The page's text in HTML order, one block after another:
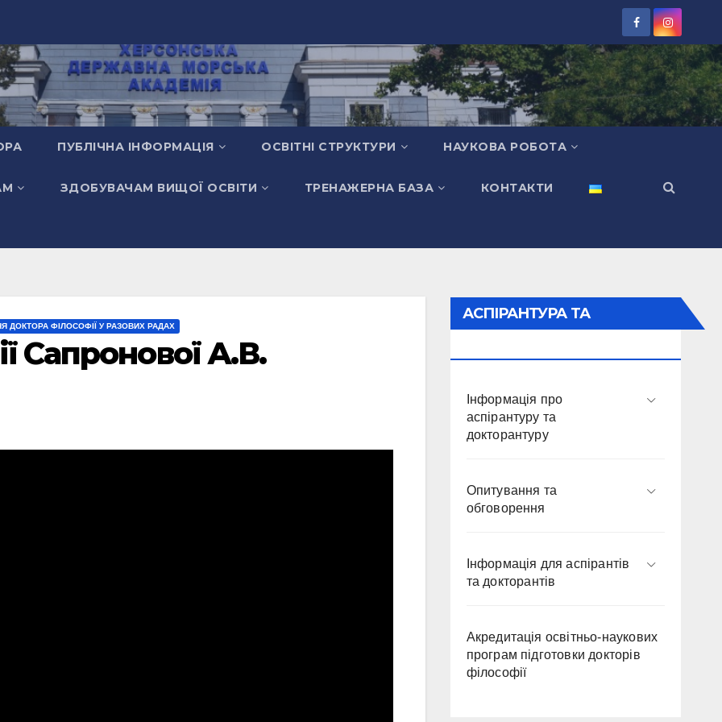
ПУБЛІЧНА ІНФОРМАЦІЯ ОСВІТНІ СТРУКТУРИ НАУКОВА РОБОТА
ЗДОБУВАЧАМ ВИЩОЇ ОСВІТИ ТРЕНАЖЕРНА БАЗА КОНТАКТИ
ДОКТОРА ФІЛОСОФІЇ У РАЗОВИХ РАДАХ
Сапронової А.В.
АСПІРАНТУРА ТА
Інформація про
аспірантуру та
докторантуру
Опитування та
обговорення
Інформація для аспірантів
та докторантів
Акредитація освітньо-наукових
програм підготовки докторів
філософії